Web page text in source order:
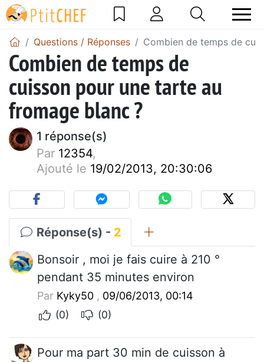
Questions / Réponses Combien de temps de
Combien de temps de
cuisson pour une tarte au
fromage blanc ?
1 réponse(s)
Par 12354,
Ajouté le 19/02/2013, 20:30:06
Réponse(s) - 2
Bonsoir , moi je fais cuire à 210 °
pendant 35 minutes environ
Par Kyky50 , 09/06/2013, 00:14
(0)
(0)
Pour ma part 30 min de cuisson à